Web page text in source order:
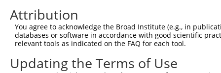
Attribution
You agree to acknowledge the Broad Institute (e.g., in
databases or software in accordance with good scientific
relevant tools as indicated on the FAQ for each tool.
Updating the Terms of Use